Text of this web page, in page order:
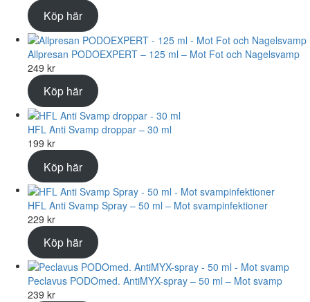
Köp här
Allpresan PODOEXPERT – 125 ml – Mot Fot och Nagelsvamp
249 kr
Köp här
HFL Anti Svamp droppar – 30 ml
199 kr
Köp här
HFL Anti Svamp Spray – 50 ml – Mot svampinfektioner
229 kr
Köp här
Peclavus PODOmed. AntiMYX-spray – 50 ml – Mot svamp
239 kr